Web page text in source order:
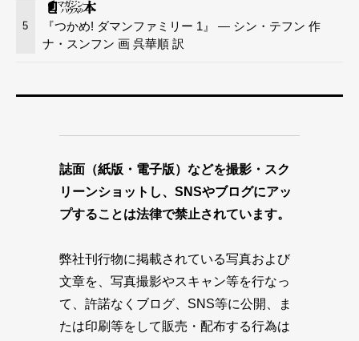
5
『つかめ! ダマンファミリー 1』 — シン・テフン 作
ナ・スンフン 画 呉華順 訳
誌面（紙版・電子版）などを撮影・スク
リーンショットし、SNSやブログにアッ
プすることは法律で禁止されています。
弊社刊行物に掲載されている写真および
文章を、写真撮影やスキャン等を行なっ
て、許諾なくブログ、SNS等に公開、ま
たは印刷等をして販売・配布する行為は